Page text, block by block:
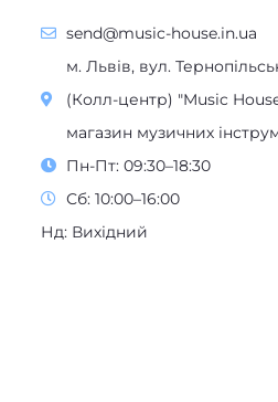
send@music-house.in.ua
м. Львів, вул.
(Колл-центр) "Music
магазин музичних
Пн-Пт: 09:30–18:30
Сб: 10:00–16:00
Нд: Вихідний